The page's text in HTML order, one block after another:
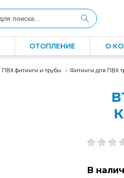
ОТОПЛЕНИЕ О
ПВХ фитинги и трубы Фитинги для ПВХ
В